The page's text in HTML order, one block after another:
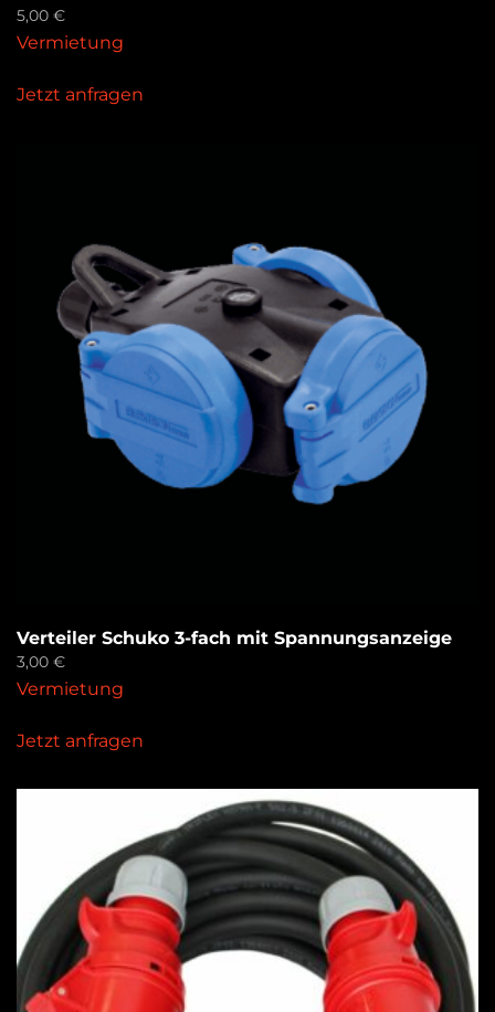
5,00 €
Vermietung
Jetzt anfragen
Verteiler Schuko 3-fach mit Spannungsanzeige
3,00 €
Vermietung
Jetzt anfragen